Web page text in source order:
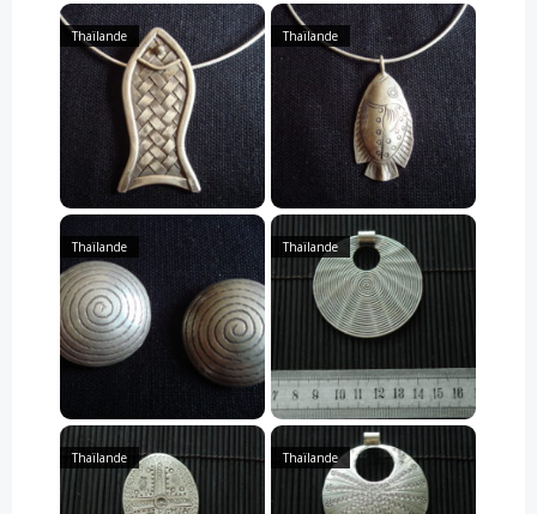
Thaïlande Thaïlande
Thaïlande Thaïlande
Thaïlande Thaïlande